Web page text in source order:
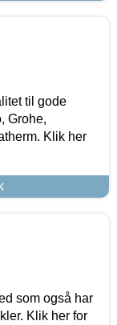
til gode
Grohe,
Klik her
som også har
Klik her for